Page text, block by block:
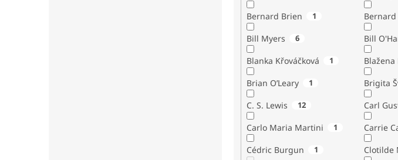
Bernard Brien 1
Bill Myers 6 Bill
Blanka Křováčková 1 Blažena
Brian O’Leary 1 Brigita
C. S. Lewis 12 Carl
Carlo Maria Martini 1 Carrie
Cédric Burgun 1 Clotilde